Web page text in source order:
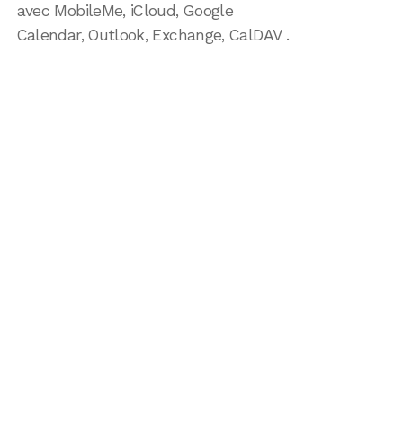
avec MobileMe, iCloud, Google
Calendar, Outlook, Exchange, CalDAV .